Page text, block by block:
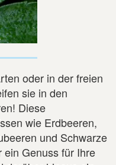
oder in der freien
sie in den
Diese
wie Erdbeeren,
und Schwarze
Genuss für Ihre